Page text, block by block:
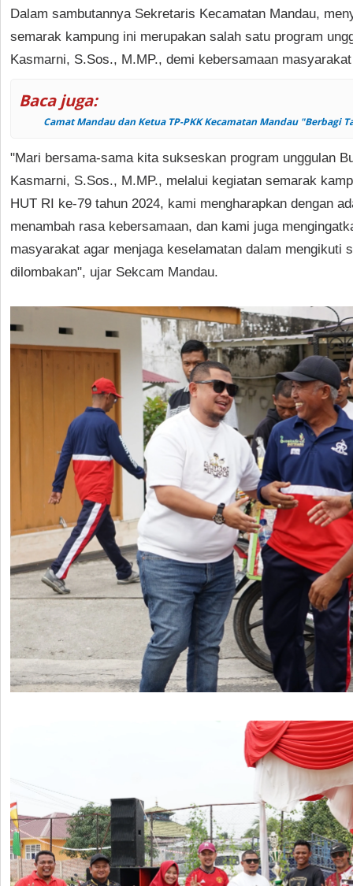
Dalam sambutannya Sekretaris Kecamatan Mandau,
semarak kampung ini merupakan salah satu program
Kasmarni, S.Sos., M.MP., demi kebersamaan
Baca juga:
Camat Mandau dan Ketua TP-PKK Kecamatan Mandau "Berbagi
"Mari bersama-sama kita sukseskan program unggulan
Kasmarni, S.Sos., M.MP., melalui kegiatan semarak
HUT RI ke-79 tahun 2024, kami mengharapkan dengan
menambah rasa kebersamaan, dan kami juga
masyarakat agar menjaga keselamatan dalam mengikuti
dilombakan", ujar Sekcam Mandau.